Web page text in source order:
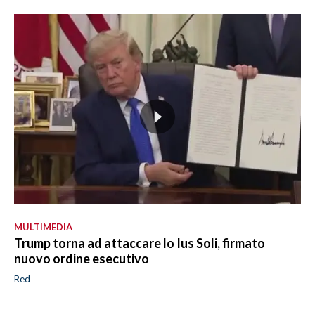
MULTIMEDIA
Trump torna ad attaccare lo Ius Soli, firmato
nuovo ordine esecutivo
Red